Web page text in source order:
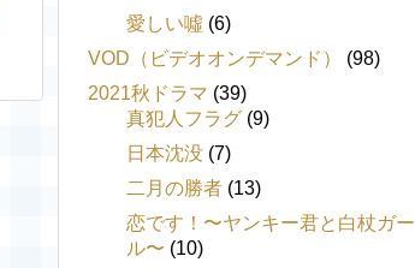
愛しい噓 (6)
VOD（ビデオオンデマンド）
(98)
2021秋ドラマ (39)
真犯人フラグ (9)
日本沈没 (7)
二月の勝者 (13)
恋です！〜ヤンキー君と白杖ガー
ル〜 (10)